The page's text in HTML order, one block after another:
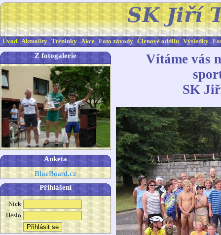
Úvod Aktuality Tréninky Akce Foto závody Členové oddílu Výsledky
Z fotogalerie
Anketa
BlueBoard.cz
Přihlášení
Nick
Heslo
Vítáme vás
SK